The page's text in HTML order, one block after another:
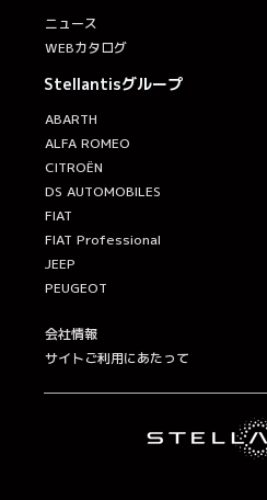
ニュース
WEBカタログ
Stellantisグループ
ABARTH
ALFA ROMEO
CITROËN
DS AUTOMOBILES
FIAT
FIAT Professional
JEEP
PEUGEOT
会社情報
サイトご利用にあたって